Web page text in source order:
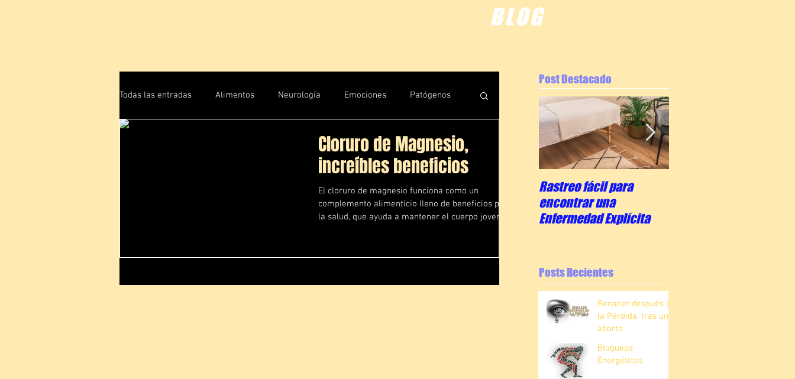
BLOG
Todas las entradas Alimentos Neurología Emociones Patógenos
Rastreos
Cloruro de Magnesio,
increíbles beneficios
El cloruro de magnesio funciona como un
complemento alimenticio lleno de beneficios para
la salud, que ayuda a mantener el cuerpo joven y...
Post Destacado
Rastreo fácil para
encontrar una
Enfermedad Explícita
Posts Recientes
Renacer después de
la Pérdida, tras un
aborto
Bloqueos
Energéticos